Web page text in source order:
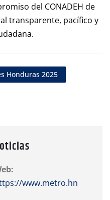
del CONADEH de
transparente, pacífico y
Honduras 2025
www.metro.hn